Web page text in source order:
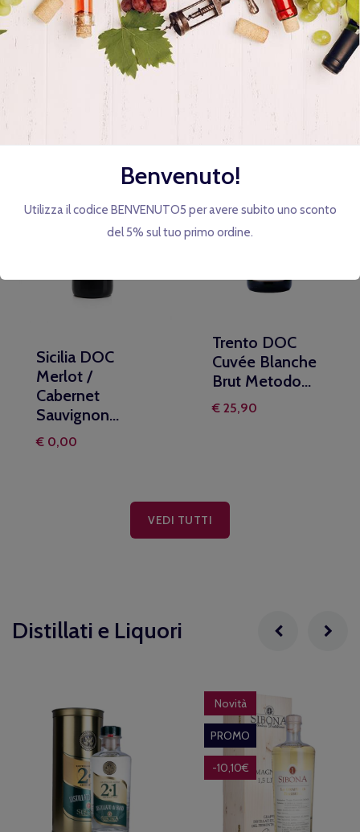
Vini
Sicilia DOC
Merlot /
Cabernet
Sauvignon...
€ 0,00
Trento DOC
Cuvée Blanche
Brut Metodo...
€ 25,90
VEDI TUTTI
Distillati e Liquori
Novità
PROMO
-10,10€
Benvenuto!
Utilizza il codice BENVENUTO5 per avere subito uno sconto
del 5% sul tuo primo ordine.